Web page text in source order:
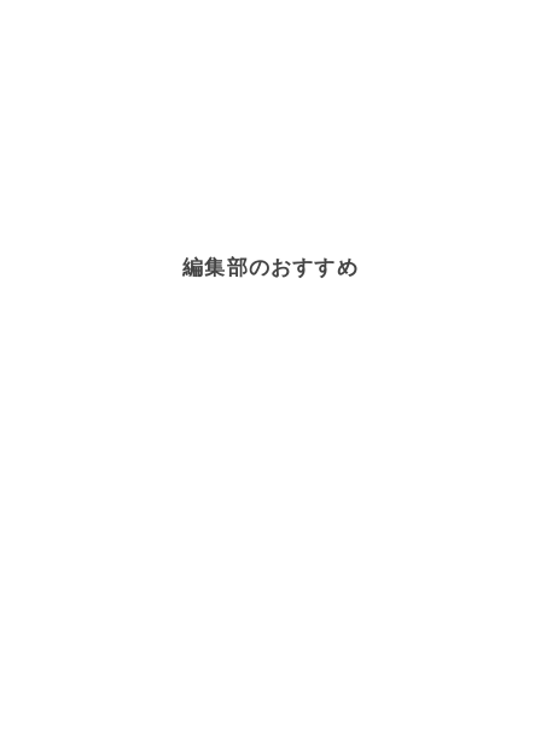
編集部のおすすめ